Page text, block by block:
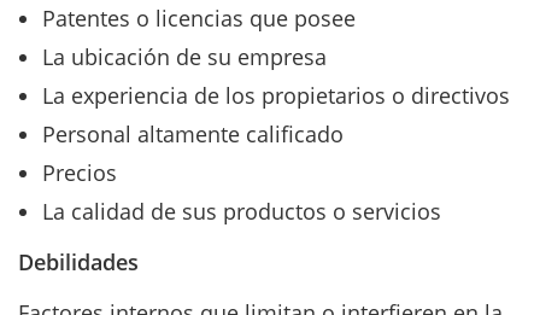
Patentes o licencias que posee
La ubicación de su empresa
La experiencia de los propietarios o directivos
Personal altamente calificado
Precios
La calidad de sus productos o servicios
Debilidades